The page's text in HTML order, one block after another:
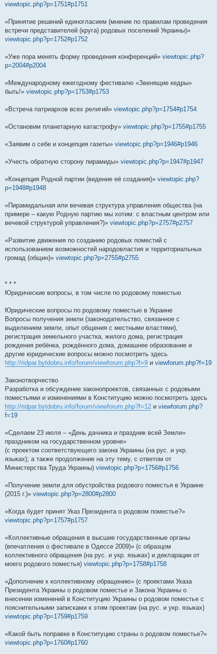
viewtopic.php?p=1751#p1751
«Принятие решений единогласием (мнение по правилам проведения
встречи представителей (круга) родовых поселений Украины)»
viewtopic.php?p=1752#p1752
«Уже пора менять форму проведения конференций» viewtopic.php?
p=2004#p2004
«Международному ежегодному фестивалю «Звенящие кедры»
быть!» viewtopic.php?p=1753#p1753
«Встреча патриархов всех религий» viewtopic.php?p=1754#p1754
«Остановим планетарную катастрофу» viewtopic.php?p=1755#p1755
«Заявим о себе и концепция газеты» viewtopic.php?p=1946#p1946
«Учесть обратную сторону пирамиды» viewtopic.php?p=1947#p1947
«Концепция Родной партии (видение её создания)» viewtopic.php?
p=1948#p1948
«Пирамидальная или вечевая структура управления общества (на
примере – какую Родную партию мы хотим: с властным центром или
вечевой структурой управления?)» viewtopic.php?p=2757#p2757
«Развитие движения по созданию родовых поместий с
использованием возможностей народовластия и территориальных
громад (общин)» viewtopic.php?p=2755#p2755
* * *
Юридические вопросы, в том числе по родовому поместью
Юридические вопросы по родовому поместью в Украине
Вопросы получения земли (законодательство, связанное с
выделением земли, опыт общения с местными властями),
регистрация земельного участка, жилого дома, регистрация
рождения ребёнка, рождённого дома, домашнее образование и
другие юридические вопросы можно посмотреть здесь
http://ridpar.bytdobru.info/forum/viewforum.php?f=9 и viewforum.php?f=19
Законотворчество
Разработка и обсуждение законопроектов, связанных с родовыми
поместьями и изменениями в Конституцию можно посмотреть здесь
http://ridpar.bytdobru.info/forum/viewforum.php?f=12 и viewforum.php?
f=19
«Сделаем 23 июля – «День дачника и праздник всей Земли»
праздником на государственном уровне»
(с проектом соответствующего закона Украины (на рус. и укр.
языках); а также продолжение на эту тему, с ответом от
Министерства Труда Украины) viewtopic.php?p=1756#p1756
«Получение земли для обустройства родового поместья в Украине
(2015 г.)» viewtopic.php?p=2800#p2800
«Когда будет принят Указ Президента о родовом поместье?»
viewtopic.php?p=1757#p1757
«Коллективные обращения в высшие государственные органы
(впечатления о фестивале в Одессе 2009)» (с образцом
коллективного обращения (на рус. и укр. языках) и декларации от
моего родового поместья) viewtopic.php?p=1758#p1758
«Дополнение к коллективному обращению» (с проектами Указа
Президента Украины о родовом поместье и Закона Украины о
внесении изменений в Конституцию Украины о родовом поместье с
пояснительными записками к этим проектам (на рус. и укр. языках)
viewtopic.php?p=1759#p1759
«Какой быть поправке в Конституцию страны о родовом поместье?»
viewtopic.php?p=1760#p1760